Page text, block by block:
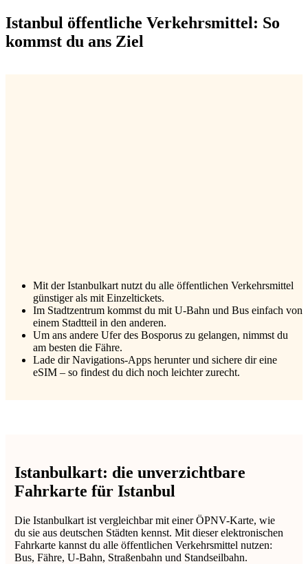
Istanbul öffentliche Verkehrsmittel: So
kommst du ans Ziel
Mit der Istanbulkart nutzt du alle öffentlichen Verkehrsmittel
günstiger als mit Einzeltickets.
Im Stadtzentrum kommst du mit U-Bahn und Bus einfach von
einem Stadtteil in den anderen.
Um ans andere Ufer des Bosporus zu gelangen, nimmst du
am besten die Fähre.
Lade dir Navigations-Apps herunter und sichere dir eine
eSIM – so findest du dich noch leichter zurecht.
Istanbulkart: die unverzichtbare
Fahrkarte für Istanbul
Die Istanbulkart ist vergleichbar mit einer ÖPNV-Karte, wie
du sie aus deutschen Städten kennst. Mit dieser elektronischen
Fahrkarte kannst du alle öffentlichen Verkehrsmittel nutzen:
Bus, Fähre, U-Bahn, Straßenbahn und Standseilbahn.